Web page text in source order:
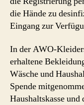
die Hände zu
Eingang zur
In der AWO-
erhaltene
Wäsche und
Spende
Haushaltskasse